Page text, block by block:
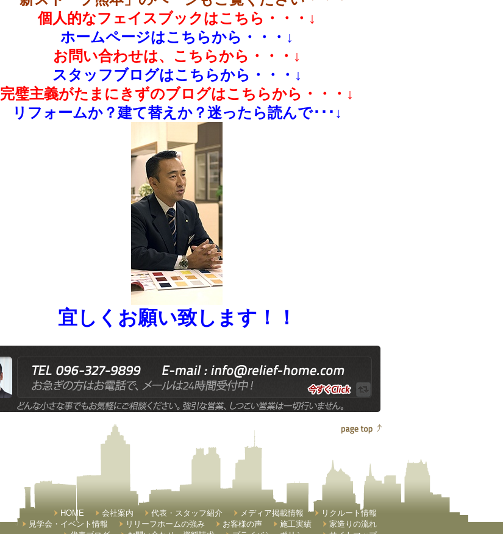
個人的なフェイスブックはこちら・・・↓
ホームページはこちらから・・・↓
お問い合わせは、こちらから・・・↓
スタッフブログはこちらから・・・↓
完璧主義がたまにきずのブログはこちらから・・・↓
リフォームか？建て替えか？迷ったら読んで･･･↓
宜しくお願い致します！！
HOME 会社案内 代表・スタッフ紹介 メディア掲載情報
リクルート情報
見学会・イベント情報
リリーフホームの強み お客様の声 施工実績
家造りの流れ